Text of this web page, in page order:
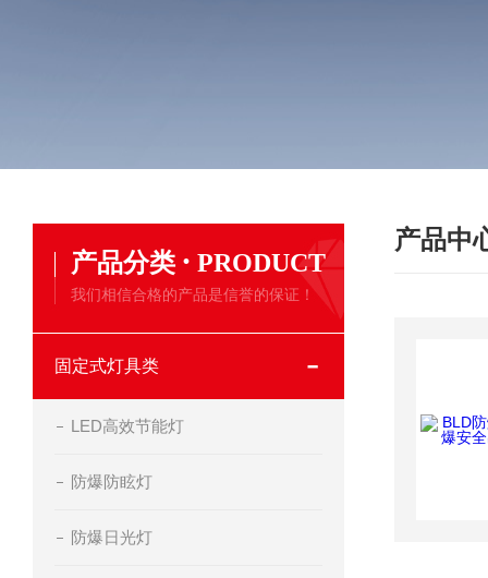
产品分类 · PRODUCT
我们相信合格的产品是信誉的保证！
固定式灯具类
LED高效节能灯
防爆防眩灯
防爆日光灯
产品中